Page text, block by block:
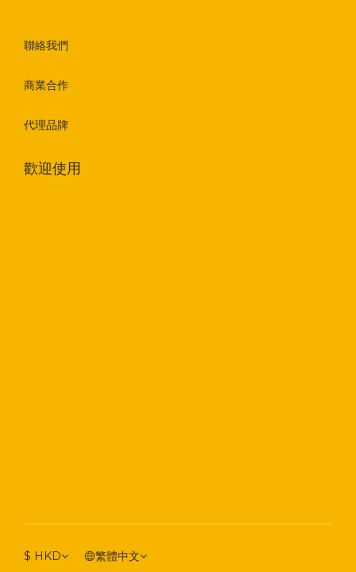
聯絡我們
商業合作
代理品牌
歡迎使用
$ HKD 繁體中文